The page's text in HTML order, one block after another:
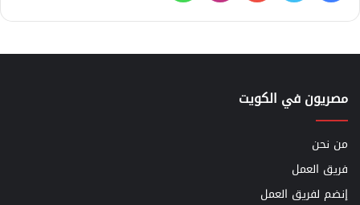
مصريون في الكويت
من نحن
فريق العمل
إنضم لفريق العمل